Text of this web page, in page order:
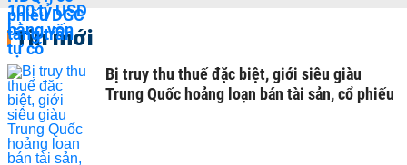
Tin mới
Bị truy thu thuế đặc biệt, giới siêu giàu
Trung Quốc hoảng loạn bán tài sản, cổ phiếu